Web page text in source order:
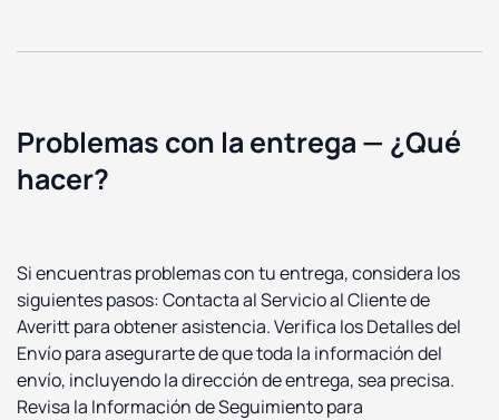
Problemas con la entrega — ¿Qué
hacer?
Si encuentras problemas con tu entrega, considera los
siguientes pasos: Contacta al Servicio al Cliente de
Averitt para obtener asistencia. Verifica los Detalles del
Envío para asegurarte de que toda la información del
envío, incluyendo la dirección de entrega, sea precisa.
Revisa la Información de Seguimiento para